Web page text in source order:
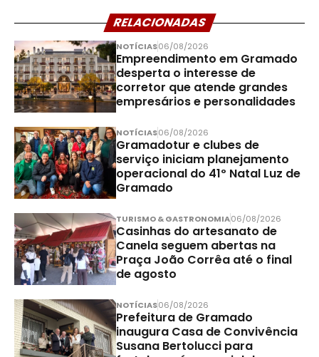
RELACIONADAS
NOTÍCIAS06/08/2026
Empreendimento em Gramado
desperta o interesse de
corretor que atende grandes
empresários e personalidades
NOTÍCIAS06/08/2026
Gramadotur e clubes de
serviço iniciam planejamento
operacional do 41º Natal Luz de
Gramado
TURISMO & GASTRONOMIA06/08/2026
Casinhas do artesanato de
Canela seguem abertas na
Praça João Corrêa até o final
de agosto
NOTÍCIAS06/08/2026
Prefeitura de Gramado
inaugura Casa de Convivência
Susana Bertolucci para